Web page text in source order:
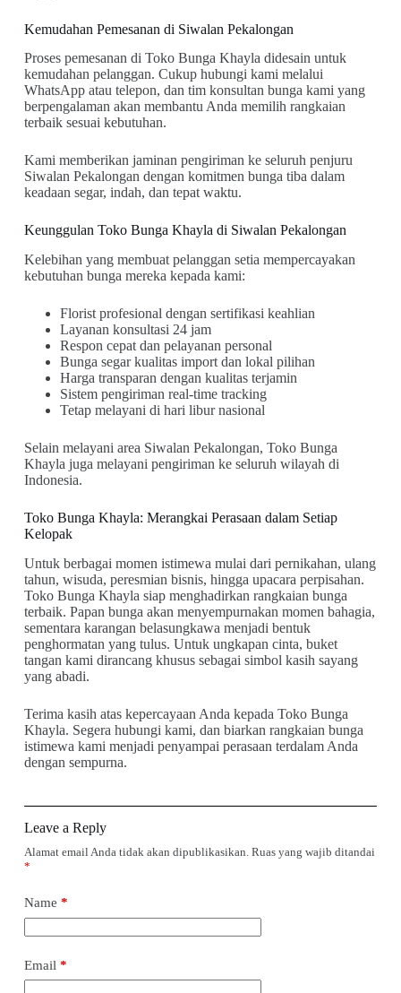
Kemudahan Pemesanan di Siwalan Pekalongan
Proses pemesanan di Toko Bunga Khayla didesain untuk
kemudahan pelanggan. Cukup hubungi kami melalui
WhatsApp atau telepon, dan tim konsultan bunga kami yang
berpengalaman akan membantu Anda memilih rangkaian
terbaik sesuai kebutuhan.
Kami memberikan jaminan pengiriman ke seluruh penjuru
Siwalan Pekalongan dengan komitmen bunga tiba dalam
keadaan segar, indah, dan tepat waktu.
Keunggulan Toko Bunga Khayla di Siwalan Pekalongan
Kelebihan yang membuat pelanggan setia mempercayakan
kebutuhan bunga mereka kepada kami:
Florist profesional dengan sertifikasi keahlian
Layanan konsultasi 24 jam
Respon cepat dan pelayanan personal
Bunga segar kualitas import dan lokal pilihan
Harga transparan dengan kualitas terjamin
Sistem pengiriman real-time tracking
Tetap melayani di hari libur nasional
Selain melayani area Siwalan Pekalongan, Toko Bunga
Khayla juga melayani pengiriman ke seluruh wilayah di
Indonesia.
Toko Bunga Khayla: Merangkai Perasaan dalam Setiap
Kelopak
Untuk berbagai momen istimewa mulai dari pernikahan, ulang
tahun, wisuda, peresmian bisnis, hingga upacara perpisahan.
Toko Bunga Khayla siap menghadirkan rangkaian bunga
terbaik. Papan bunga akan menyempurnakan momen bahagia,
sementara karangan belasungkawa menjadi bentuk
penghormatan yang tulus. Untuk ungkapan cinta, buket
tangan kami dirancang khusus sebagai simbol kasih sayang
yang abadi.
Terima kasih atas kepercayaan Anda kepada Toko Bunga
Khayla. Segera hubungi kami, dan biarkan rangkaian bunga
istimewa kami menjadi penyampai perasaan terdalam Anda
dengan sempurna.
Leave a Reply
Alamat email Anda tidak akan dipublikasikan. Ruas yang wajib ditandai
*
Name *
Email *